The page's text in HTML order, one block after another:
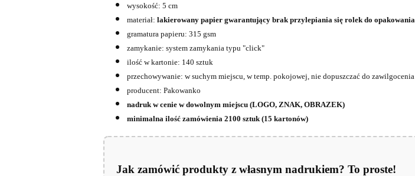
wysokość: 5 cm
materiał: lakierowany papier gwarantujący brak przylepiania się rolek do opakowania
gramatura papieru: 315 gsm
zamykanie: system zamykania typu "click"
ilość w kartonie: 140 sztuk
przechowywanie: w suchym miejscu, w temp. pokojowej, nie dopuszczać do zawilgocenia
producent: Pakowanko
nadruk w cenie w dowolnym miejscu (LOGO, ZNAK, OBRAZEK)
minimalna ilość zamówienia 2100 sztuk (15 kartonów)
Jak zamówić produkty z własnym nadrukiem? To proste!